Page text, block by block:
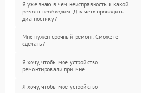
Я уже знаю в чем неисправность и какой
ремонт необходим. Для чего проводить
диагностику?
Мне нужен срочный ремонт. Сможете
сделать?
Я хочу, чтобы мое устройство
ремонтировали при мне.
Я хочу, чтобы мое устройство